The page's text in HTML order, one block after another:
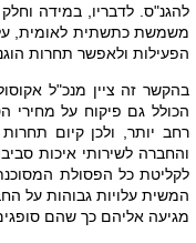
להגנ"ס. לדבריו, במידה
משמשת כתשתית לאומית, על
הפעילות ולאפשר תחרות
בהקשר זה ציין מנכ"ל
הכולל גם פיקוח על מחירי
רחב יותר, ולכן קיום
והחברה לשירותי איכות
המשית עלויות גבוהות על
מגיעה אליהם כך שהם